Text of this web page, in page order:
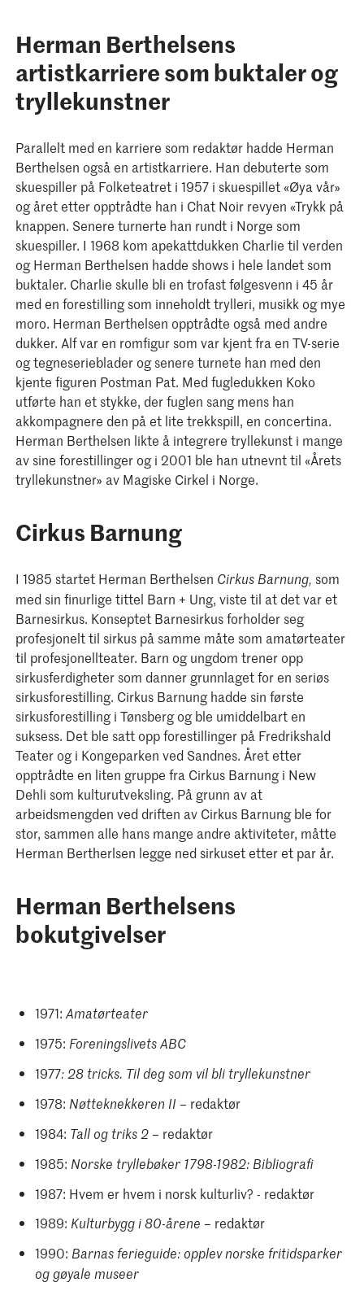
Herman Berthelsens
artistkarriere som buktaler og
tryllekunstner
Parallelt med en karriere som redaktør hadde Herman
Berthelsen også en artistkarriere. Han debuterte som
skuespiller på Folketeatret i 1957 i skuespillet «Øya vår»
og året etter opptrådte han i Chat Noir revyen «Trykk på
knappen. Senere turnerte han rundt i Norge som
skuespiller. I 1968 kom apekattdukken Charlie til verden
og Herman Berthelsen hadde shows i hele landet som
buktaler. Charlie skulle bli en trofast følgesvenn i 45 år
med en forestilling som inneholdt trylleri, musikk og mye
moro. Herman Berthelsen opptrådte også med andre
dukker. Alf var en romfigur som var kjent fra en TV-serie
og tegneserieblader og senere turnete han med den
kjente figuren Postman Pat. Med fugledukken Koko
utførte han et stykke, der fuglen sang mens han
akkompagnere den på et lite trekkspill, en concertina.
Herman Berthelsen likte å integrere tryllekunst i mange
av sine forestillinger og i 2001 ble han utnevnt til «Årets
tryllekunstner» av Magiske Cirkel i Norge.
Cirkus Barnung
I 1985 startet Herman Berthelsen Cirkus Barnung, som
med sin finurlige tittel Barn + Ung, viste til at det var et
Barnesirkus. Konseptet Barnesirkus forholder seg
profesjonelt til sirkus på samme måte som amatørteater
til profesjonellteater. Barn og ungdom trener opp
sirkusferdigheter som danner grunnlaget for en seriøs
sirkusforestilling. Cirkus Barnung hadde sin første
sirkusforestilling i Tønsberg og ble umiddelbart en
suksess. Det ble satt opp forestillinger på Fredrikshald
Teater og i Kongeparken ved Sandnes. Året etter
opptrådte en liten gruppe fra Cirkus Barnung i New
Dehli som kulturutveksling. På grunn av at
arbeidsmengden ved driften av Cirkus Barnung ble for
stor, sammen alle hans mange andre aktiviteter, måtte
Herman Bertherlsen legge ned sirkuset etter et par år.
Herman Berthelsens
bokutgivelser
1971: Amatørteater
1975: Foreningslivets ABC
1977: 28 tricks. Til deg som vil bli tryllekunstner
1978: Nøtteknekkeren II – redaktør
1984: Tall og triks 2– redaktør
1985: Norske tryllebøker 1798-1982: Bibliografi
1987: Hvem er hvem i norsk kulturliv? - redaktør
1989: Kulturbygg i 80-årene – redaktør
1990: Barnas ferieguide: opplev norske fritidsparker
og gøyale museer